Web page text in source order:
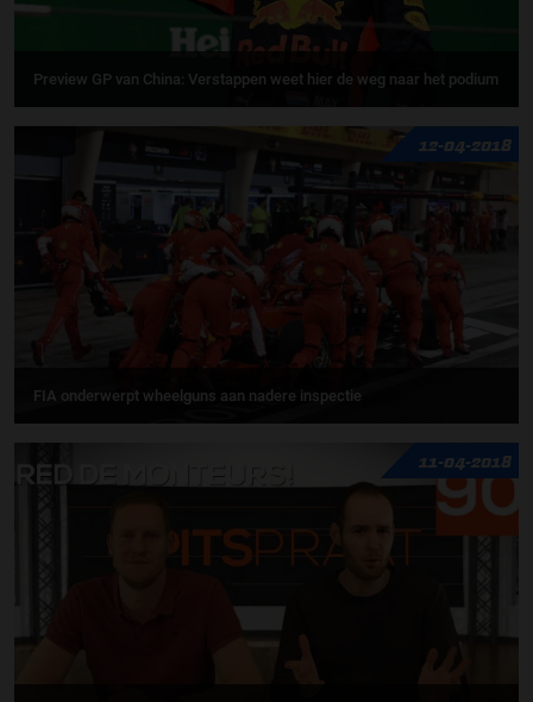
Preview GP van China: Verstappen weet hier de weg naar het podium
12-04-2018
FIA onderwerpt wheelguns aan nadere inspectie
11-04-2018